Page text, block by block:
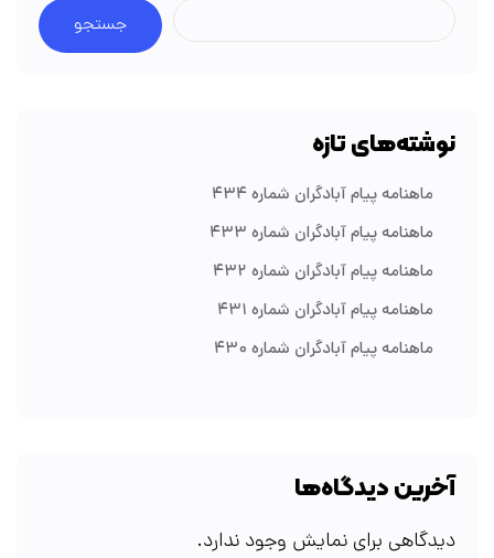
جستجو
نوشته‌های تازه
ماهنامه پیام آبادگران شماره ۴۳۴
ماهنامه پیام آبادگران شماره ۴۳۳
ماهنامه پیام آبادگران شماره ۴۳۲
ماهنامه پیام آبادگران شماره ۴۳۱
ماهنامه پیام آبادگران شماره ۴۳۰
آخرین دیدگاه‌ها
دیدگاهی برای نمایش وجود ندارد.